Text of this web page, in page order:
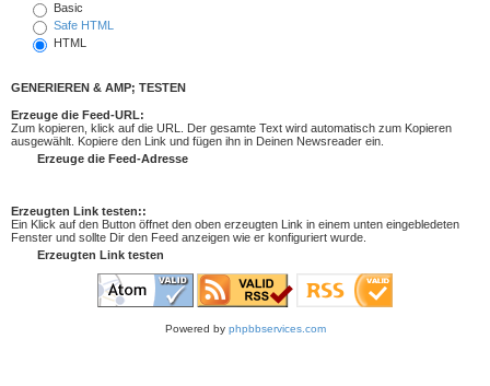
Basic
Safe HTML
HTML
GENERIEREN & AMP; TESTEN
Erzeuge die Feed-URL:
Zum kopieren, klick auf die URL. Der gesamte Text wird automatisch zum Kopieren
ausgewählt. Kopiere den Link und fügen ihn in Deinen Newsreader ein.
Erzeugten Link testen::
Ein Klick auf den Button öffnet den oben erzeugten Link in einem unten eingebledeten
Fenster und sollte Dir den Feed anzeigen wie er konfiguriert wurde.
Powered by phpbbservices.com